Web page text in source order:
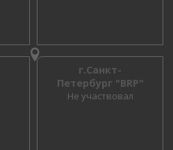
г.Санкт-
Петербург "BRP"
Не участвовал